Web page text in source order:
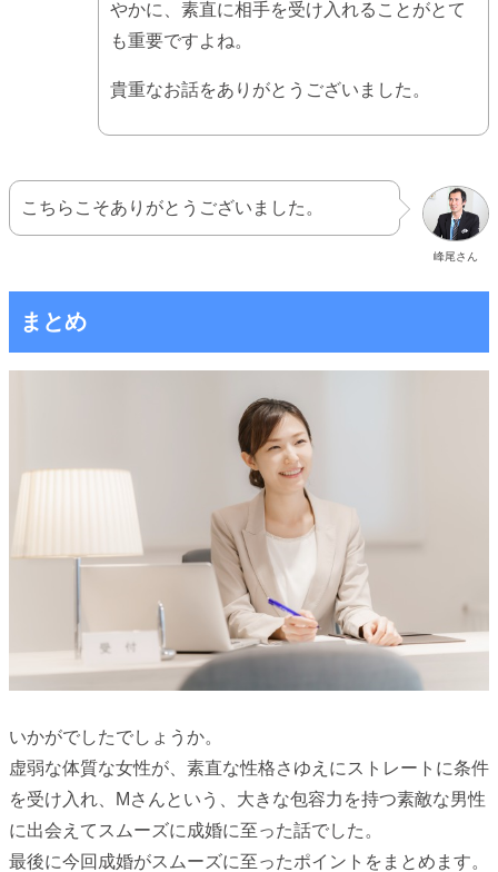
やかに、素直に相手を受け入れることがとて
も重要ですよね。
貴重なお話をありがとうございました。
峰尾さん
こちらこそありがとうございました。
まとめ
いかがでしたでしょうか。
虚弱な体質な女性が、素直な性格さゆえにストレートに条件
を受け入れ、Mさんという、大きな包容力を持つ素敵な男性
に出会えてスムーズに成婚に至った話でした。
最後に今回成婚がスムーズに至ったポイントをまとめます。